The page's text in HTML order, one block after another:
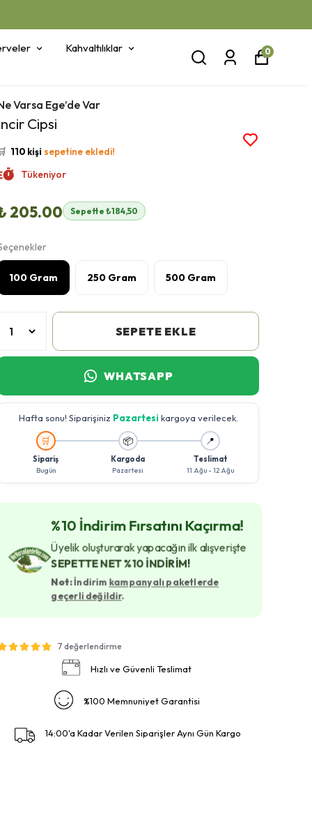
Kahvaltılıklar 0
Varsa Ege’de Var
Cipsi
Şu an49 kişi
Bu ürünü
110 kişi sepetine ekledi!
Bugün
Tükeniyor
205.00 Sepette ₺184,50
100 Gram 250 Gram 500 Gram
SEPETE EKLE
WHATSAPP
Hafta sonu! Siparişiniz Pazartesi kargoya verilecek.
🚚
🛒
Sipariş
Bugün
📦
Kargoda
Pazartesi
📍
Teslimat
11 Ağu - 12 Ağu
%10 İndirim Fırsatını Kaçırma!
Üyelik oluşturarak yapacağın ilk alışverişte
SEPETTE NET %10 İNDİRİM!
Not:İndirim kampanyalı paketlerde
geçerli değildir.
7 değerlendirme
Hızlı ve Güvenli Teslimat
%100 Memnuniyet Garantisi
14:00'a Kadar Verilen Siparişler Aynı Gün Kargo